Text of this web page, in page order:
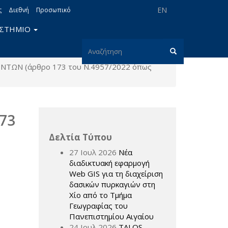
EN
Διεθνή Προσωπικό
Φόρμα
αναζήτησης
Αναζήτηση
(άρθρο 173 του Ν.4957/2022 όπως
Δελτία Τύπου
27 Ιουλ 2026 Νέα
διαδικτυακή εφαρμογή
Web GIS για τη διαχείριση
δασικών πυρκαγιών στη
Χίο από το Τμήμα
Γεωγραφίας του
Πανεπιστημίου Αιγαίου